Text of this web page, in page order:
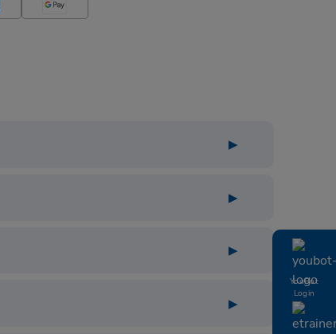
YouBot
Login